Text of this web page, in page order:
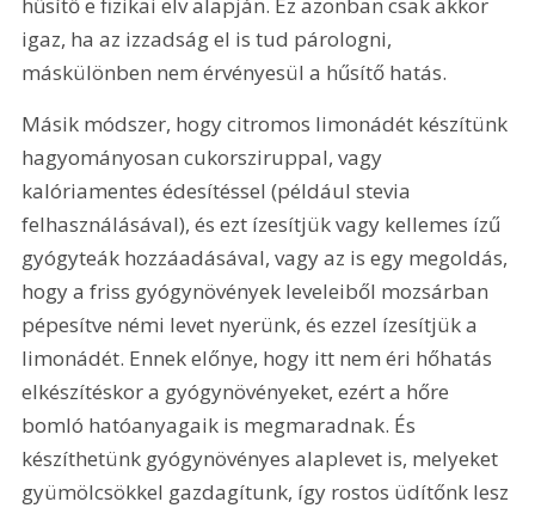
igaz, ha az izzadság el is tud párologni,
máskülönben nem érvényesül a hűsítő hatás.
Másik módszer, hogy citromos limonádét készítünk
hagyományosan cukorsziruppal, vagy
kalóriamentes édesítéssel (például stevia
felhasználásával), és ezt ízesítjük vagy kellemes ízű
gyógyteák hozzáadásával, vagy az is egy megoldás,
hogy a friss gyógynövények leveleiből mozsárban
pépesítve némi levet nyerünk, és ezzel ízesítjük a
limonádét. Ennek előnye, hogy itt nem éri hőhatás
elkészítéskor a gyógynövényeket, ezért a hőre
bomló hatóanyagaik is megmaradnak. És
készíthetünk gyógynövényes alaplevet is, melyeket
gyümölcsökkel gazdagítunk, így rostos üdítőnk lesz